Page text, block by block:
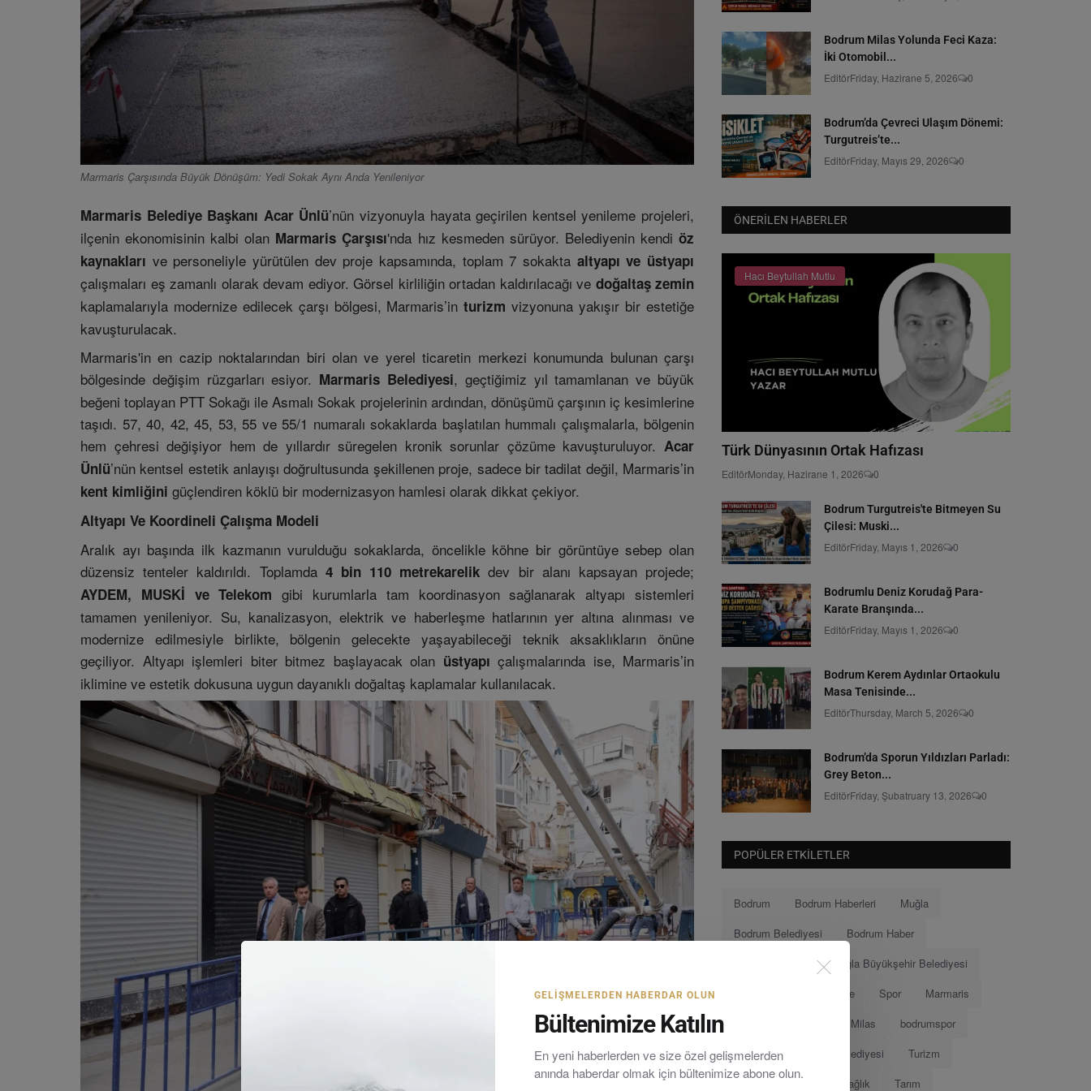
Marmaris Çarşısında Büyük Dönüşüm: Yedi Sokak Aynı Anda Yenileniyor
Marmaris Belediye Başkanı Acar Ünlü’nün vizyonuyla hayata geçirilen kentsel yenileme projeleri,
ilçenin ekonomisinin kalbi olan Marmaris Çarşısı'nda hız kesmeden sürüyor. Belediyenin kendiöz
kaynakları ve personeliyle yürütülen dev proje kapsamında, toplam 7 sokakta altyapı ve üstyapı
çalışmaları eş zamanlı olarak devam ediyor. Görsel kirliliğin ortadan kaldırılacağı ve doğaltaş zemin
kaplamalarıyla modernize edilecek çarşı bölgesi, Marmaris’inturizm vizyonuna yakışır bir estetiğe
kavuşturulacak.
Marmaris'in en cazip noktalarından biri olan ve yerel ticaretin merkezi konumunda bulunan çarşı
bölgesinde değişim rüzgarları esiyor. Marmaris Belediyesi, geçtiğimiz yıl tamamlanan ve büyük
beğeni toplayan PTT Sokağı ile Asmalı Sokak projelerinin ardından, dönüşümü çarşının iç kesimlerine
taşıdı. 57, 40, 42, 45, 53, 55 ve 55/1 numaralı sokaklarda başlatılan hummalı çalışmalarla, bölgenin
hem çehresi değişiyor hem de yıllardır süregelen kronik sorunlar çözüme kavuşturuluyor. Acar
Ünlü’nün kentsel estetik anlayışı doğrultusunda şekillenen proje, sadece bir tadilat değil, Marmaris’in
kent kimliğini güçlendiren köklü bir modernizasyon hamlesi olarak dikkat çekiyor.
Altyapı Ve Koordineli Çalışma Modeli
Aralık ayı başında ilk kazmanın vurulduğu sokaklarda, öncelikle köhne bir görüntüye sebep olan
düzensiz tenteler kaldırıldı. Toplamda 4 bin 110 metrekarelik dev bir alanı kapsayan projede;
AYDEM, MUSKİ ve Telekom gibi kurumlarla tam koordinasyon sağlanarak altyapı sistemleri
tamamen yenileniyor. Su, kanalizasyon, elektrik ve haberleşme hatlarının yer altına alınması ve
modernize edilmesiyle birlikte, bölgenin gelecekte yaşayabileceği teknik aksaklıkların önüne
geçiliyor. Altyapı işlemleri biter bitmez başlayacak olan üstyapı çalışmalarında ise, Marmaris’in
iklimine ve estetik dokusuna uygun dayanıklı doğaltaş kaplamalar kullanılacak.
Bodrum Milas Yolunda Feci Kaza:
İki Otomobil...
EditörFriday, Hazirane 5, 2026 0
Bodrum’da Çevreci Ulaşım Dönemi:
Turgutreis’te...
EditörFriday, Mayıs 29, 2026 0
ÖNERILEN HABERLER
Hacı Beytullah Mutlu
Türk Dünyasının Ortak Hafızası
EditörMonday, Hazirane 1, 2026 0
Bodrum Turgutreis'te Bitmeyen Su
Çilesi: Muski...
EditörFriday, Mayıs 1, 2026 0
Bodrumlu Deniz Korudağ Para-
Karate Branşında...
EditörFriday, Mayıs 1, 2026 0
Bodrum Kerem Aydınlar Ortaokulu
Masa Tenisinde...
EditörThursday, March 5, 2026 0
Bodrum’da Sporun Yıldızları Parladı:
Grey Beton...
EditörFriday, Şubatruary 13, 2026 0
POPÜLER ETKILETLER
Bodrum Bodrum Haberleri
Muğla
Bodrum Belediyesi
Bodrum Haber
Muğla Büyükşehir Belediyesi
Menteşe Spor
Marmaris
Milas
bodrumspor
Eğitim
Marmaris Belediyesi
Turizm
Sağlık Tarım
GELIŞMELERDEN HABERDAR OLUN
Bültenimize Katılın
En yeni haberlerden ve size özel gelişmelerden
anında haberdar olmak için bültenimize abone olun.